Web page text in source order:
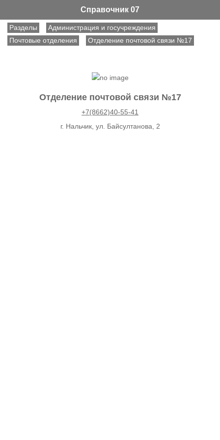
Справочник 07
Разделы
Администрация и госучреждения
Почтовые отделения
Отделение почтовой связи №17
Отделение почтовой связи №17
+7(8662)40-55-41
г. Нальчик, ул. Байсултанова, 2